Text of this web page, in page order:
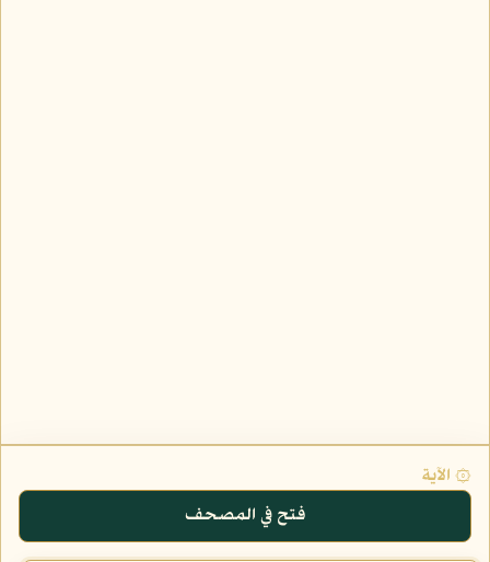
۞ الآية
فتح في المصحف